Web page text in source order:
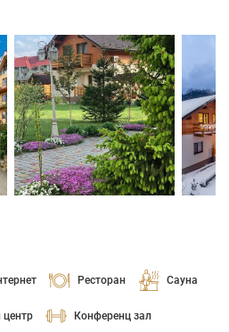
Ресторан Сауна
Конференц зал